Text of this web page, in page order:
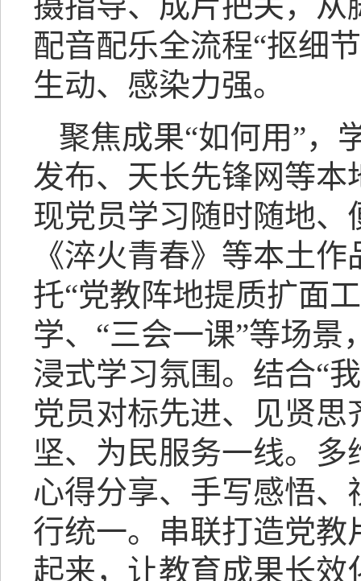
配音配乐全流程“抠细
生动、感染力强。
聚焦成果“如何用”，
发布、天长先锋网等
现党员学习随时随地、
《淬火青春》等本土
托“党教阵地提质扩面
学、“三会一课”等场
浸式学习氛围。结合“
党员对标先进、见贤
坚、为民服务一线。
心得分享、手写感悟
行统一。串联打造党教
起来，让教育成果长